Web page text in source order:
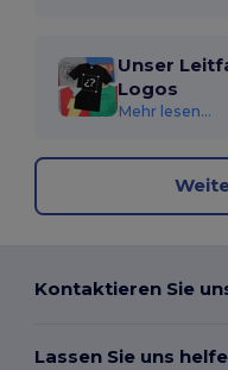
Unser
Logos
Mehr lesen...
Kontaktieren Sie
Lassen Sie uns